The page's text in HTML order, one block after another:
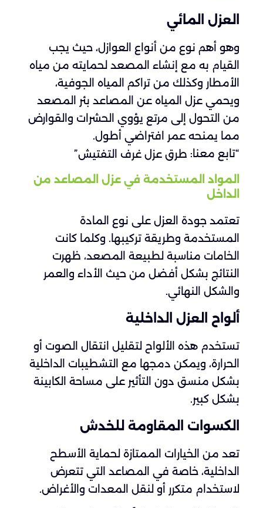
العزل المائي
وهو أهم نوع من أنواع العوازل، حيث يجب
القيام به مع إنشاء المصعد لحمايته من مياه
الأمطار وكذلك من تراكم المياه الجوفية،
ويحمي عزل المياه عن المصاعد بئر المصعد
من التحول إلى مرتع يؤوي الحشرات والقوارض
مما يمنحه عمر افتراضي أطول.
“تابع معنا: طرق عزل غرف التفتيش”
المواد المستخدمة في عزل المصاعد من
الداخل
تعتمد جودة العزل على نوع المادة
المستخدمة وطريقة تركيبها. وكلما كانت
الخامات مناسبة لطبيعة المصعد، ظهرت
النتائج بشكل أفضل من حيث الأداء والعمر
والشكل النهائي.
ألواح العزل الداخلية
تستخدم هذه الألواح لتقليل انتقال الصوت أو
الحرارة، ويمكن دمجها مع التشطيبات الداخلية
بشكل منسق دون التأثير على مساحة الكابينة
بشكل كبير.
الكسوات المقاومة للخدش
تعد من الخيارات الممتازة لحماية الأسطح
الداخلية، خاصة في المصاعد التي تتعرض
لاستخدام متكرر أو لنقل المعدات والأغراض.